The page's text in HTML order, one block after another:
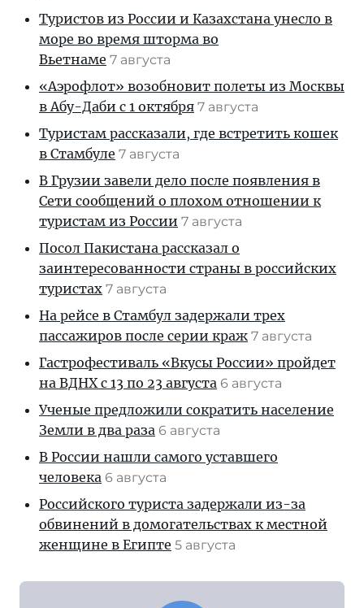
Туристов из России и Казахстана унесло в
море во время шторма во
Вьетнаме 7 августа
«Аэрофлот» возобновит полеты из Москвы
в Абу-Даби с 1 октября 7 августа
Туристам рассказали, где встретить кошек
в Стамбуле 7 августа
В Грузии завели дело после появления в
Сети сообщений о плохом отношении к
туристам из России 7 августа
Посол Пакистана рассказал о
заинтересованности страны в российских
туристах 7 августа
На рейсе в Стамбул задержали трех
пассажиров после серии краж 7 августа
Гастрофестиваль «Вкусы России» пройдет
на ВДНХ с 13 по 23 августа 6 августа
Ученые предложили сократить население
Земли в два раза 6 августа
В России нашли самого уставшего
человека 6 августа
Российского туриста задержали из-за
обвинений в домогательствах к местной
женщине в Египте 5 августа